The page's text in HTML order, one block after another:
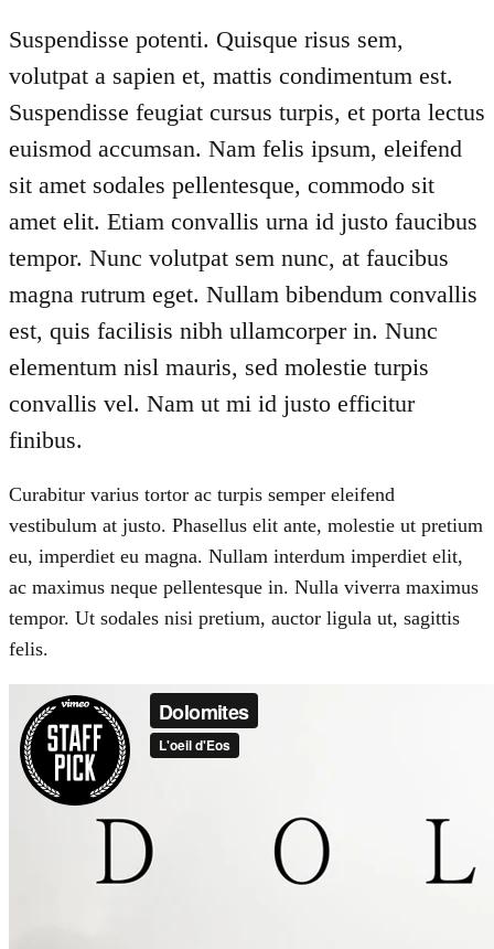
Best
Sneakers
From
London
Fashion
Week
Suspendisse potenti. Quisque risus sem,
volutpat a sapien et, mattis condimentum est.
Suspendisse feugiat cursus turpis, et porta lectus
euismod accumsan. Nam felis ipsum, eleifend
sit amet sodales pellentesque, commodo sit
amet elit. Etiam convallis urna id justo faucibus
tempor. Nunc volutpat sem nunc, at faucibus
magna rutrum eget. Nullam bibendum convallis
est, quis facilisis nibh ullamcorper in. Nunc
elementum nisl mauris, sed molestie turpis
convallis vel. Nam ut mi id justo efficitur
finibus.
Curabitur varius tortor ac turpis semper eleifend
vestibulum at justo. Phasellus elit ante, molestie ut pretium
eu, imperdiet eu magna. Nullam interdum imperdiet elit,
ac maximus neque pellentesque in. Nulla viverra maximus
tempor. Ut sodales nisi pretium, auctor ligula ut, sagittis
felis.